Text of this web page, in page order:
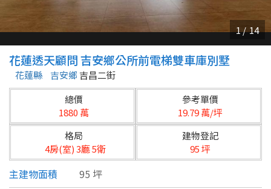
2026 高雄降價好屋限量釋出
縣市
不限
台北市
基隆市
新北市
宜蘭縣
區域
花蓮透天顧問 吉安鄉公所前電梯雙車庫別墅
花蓮縣 吉安鄉 吉昌二街
總價
1880 萬
參考單價
19.79 萬/坪
格局
4房(室) 3廳 5衛
建物登記
95 坪
主建物面積
95 坪